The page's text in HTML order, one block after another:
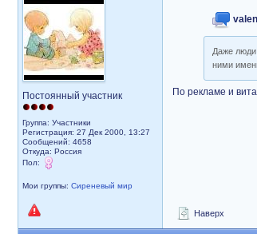
Постоянный участник
Группа: Участники
Регистрация: 27 Дек 2000, 13:27
Сообщений: 4658
Откуда: Россия
Пол:
Мои группы: Сиреневый мир
Даже
ними
По рекламе и
Наверх